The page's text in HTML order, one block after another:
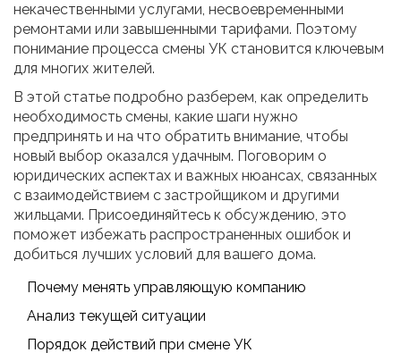
некачественными услугами, несвоевременными
ремонтами или завышенными тарифами. Поэтому
понимание процесса смены УК становится ключевым
для многих жителей.
В этой статье подробно разберем, как определить
необходимость смены, какие шаги нужно
предпринять и на что обратить внимание, чтобы
новый выбор оказался удачным. Поговорим о
юридических аспектах и важных нюансах, связанных
с взаимодействием с застройщиком и другими
жильцами. Присоединяйтесь к обсуждению, это
поможет избежать распространенных ошибок и
добиться лучших условий для вашего дома.
Почему менять управляющую компанию
Анализ текущей ситуации
Порядок действий при смене УК